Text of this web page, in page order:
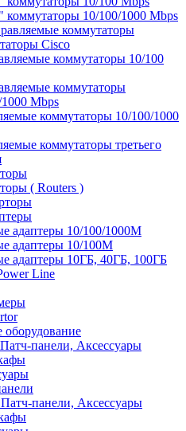
коммутаторы 10/100/1000 Mbps
коммутаторы
Cisco
коммутаторы 10/100
коммутаторы
Mbps
коммутаторы 10/100/1000
коммутаторы третьего
( Routers )
адаптеры 10/100/1000М
адаптеры 10/100M
адаптеры 10ГБ, 40ГБ, 100ГБ
Line
оборудование
панели, Аксессуары
панели, Аксессуары